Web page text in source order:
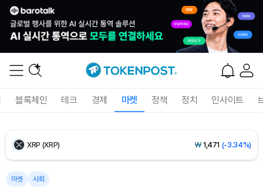
블록체인 테크 경제 마켓 정책 정치 인사이트
Ethereum (ETH) ₩2,712,760(-0.56%)
XRP (XRP) ₩ 1,471 (-3.34%)
Solana (SOL)
마켓 사회